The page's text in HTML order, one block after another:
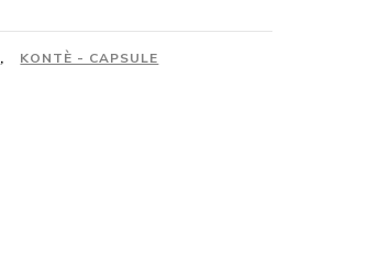
, KONTÈ - CAPSULE